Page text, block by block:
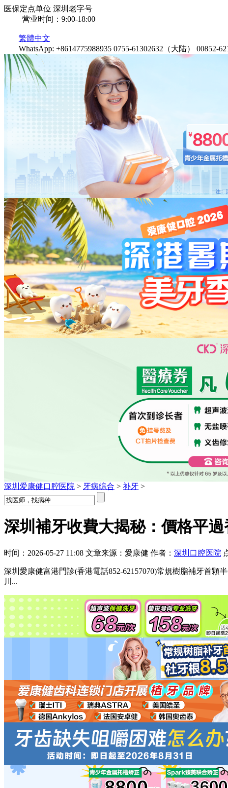
医保定点单位 深圳老字号
营业时间：9:00-18:00
繁體中文
WhatsApp: +8614775988935 0755-61302632（大陆） 00852-
深圳爱康健口腔医院 > 牙病综合 > 补牙 >
深圳補牙收費大揭秘：價格平
时间：2026-05-27 11:08 文章来源：愛康健 作者： 深圳口腔医院
深圳愛康健富港門診(香港電話852-62157070)常規樹脂補牙首
川...